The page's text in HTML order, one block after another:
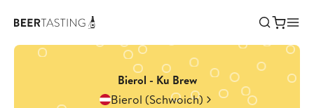
Bierol - Ku Brew
Bierol (Schwoich)